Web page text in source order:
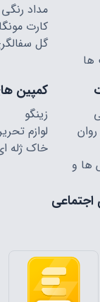
ها
مداد
کارت مونگا
گل
ها و
کمپین
زینگو
لوازم
خاک ژله
اجتماعی